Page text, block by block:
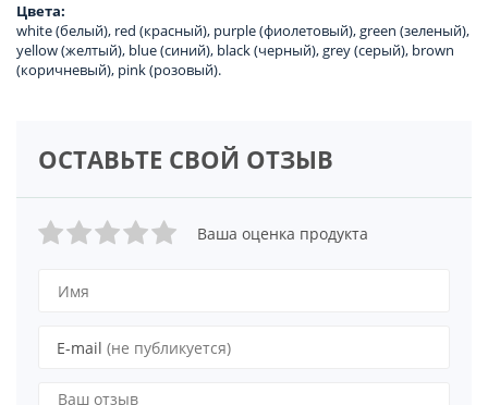
Цвета:
white (белый), red (красный), purple (фиолетовый), green (зеленый),
yellow (желтый), blue (синий), black (черный), grey (серый), brown
(коричневый), pink (розовый).
ОСТАВЬТЕ СВОЙ ОТЗЫВ
Ваша оценка продукта
E-mail (не публикуется)